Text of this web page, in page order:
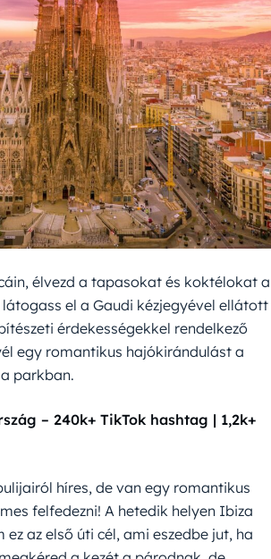
élvezd a tapasokat és koktélokat a
el a Gaudi kézjegyével ellátott
érdekességekkel rendelkező
egy romantikus hajókirándulást a
parkban.
– 240k+ TikTok hashtag | 1,2k+
híres, de van egy romantikus
felfedezni! A hetedik helyen Ibiza
ez az első úti cél, ami eszedbe jut, ha